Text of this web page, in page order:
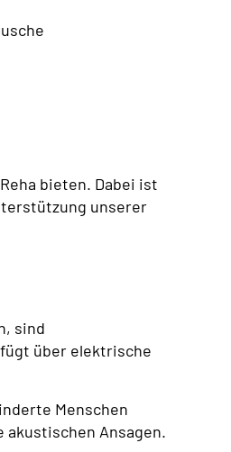
bieten. Dabei ist
unserer
sind
über elektrische
Menschen
akustischen Ansagen.